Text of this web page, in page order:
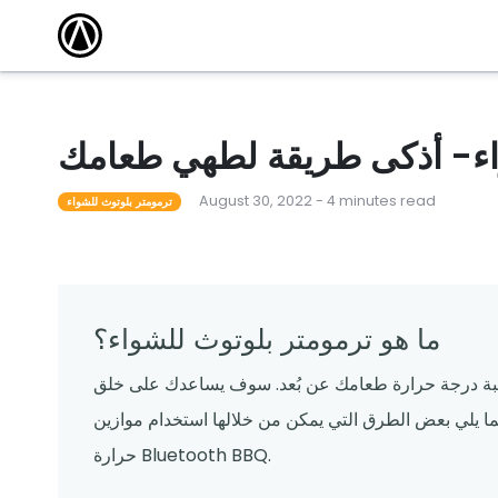
ندوات عبر الإنترنت
تساعدك البرامج التعليمية المجانية عبر الإنترنت التي
يقودها الخبراء على المضي قدمًا والبقاء على اطلاع.
القوالب أذكى طريقة لطهي طعامك
ترمومتر بلوتوث للشواء August 30, 2022 - 4 minutes read
ما هو ترمومتر بلوتوث للشواء؟
درجة حرارة طعامك عن بُعد. سوف يساعدك على خلق
يلي بعض الطرق التي يمكن من خلالها استخدام موازين
حرارة Bluetooth BBQ.